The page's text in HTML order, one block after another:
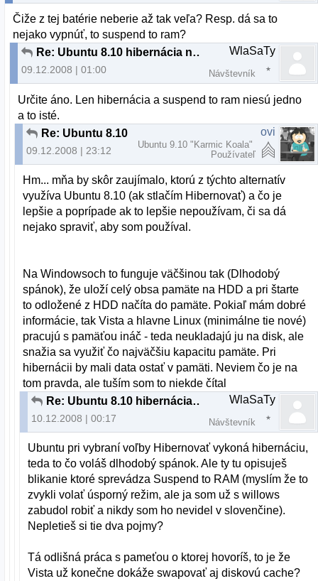
Čiže z tej batérie neberie až tak veľa? Resp. dá sa to
nejako vypnúť, to suspend to ram?
Re: Ubuntu 8.10 hibernácia na notebooku napájanom z batérie
09.12.2008 | 01:00
WlaSaTy
Návštevník
Určite áno. Len hibernácia a suspend to ram niesú jedno
a to isté.
09.12.2008 | 23:12
ovi
Ubuntu 9.10 "Karmic Koala"
Používateľ
Hm... mňa by skôr zaujímalo, ktorú z týchto alternatív
využíva Ubuntu 8.10 (ak stlačím Hibernovať) a čo je
lepšie a poprípade ak to lepšie nepoužívam, či sa dá
nejako spraviť, aby som používal.
Na Windowsoch to funguje väčšinou tak (Dlhodobý
spánok), že uloží celý obsa pamäte na HDD a pri štarte
to odložené z HDD načíta do pamäte. Pokiaľ mám dobré
informácie, tak Vista a hlavne Linux (minimálne tie nové)
pracujú s pamäťou ináč - teda neukladajú ju na disk, ale
snažia sa využiť čo najväčšiu kapacitu pamäte. Pri
hibernácii by mali data ostať v pamäti. Neviem čo je na
tom pravda, ale tuším som to niekde čítal
Re: Ubuntu 8.10 hibernácia na notebooku napájanom z batérie
10.12.2008 | 00:17
WlaSaTy
Návštevník
Ubuntu pri vybraní voľby Hibernovať vykoná hibernáciu,
teda to čo voláš dlhodobý spánok. Ale ty tu opisuješ
blikanie ktoré sprevádza Suspend to RAM (myslím že to
zvykli volať úsporný režim, ale ja som už s willows
zabudol robiť a nikdy som ho nevidel v slovenčine).
Nepletieš si tie dva pojmy?
Tá odlišná práca s pameťou o ktorej hovoríš, to je že
Vista už konečne dokáže swapovať aj diskovú cache?